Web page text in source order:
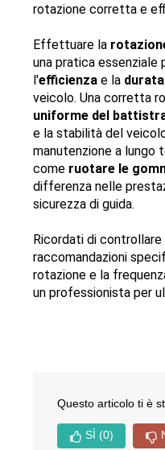
rotazione corretta e
Effettuare la
una pratica essenziale
l'efficienza e la
veicolo. Una corretta
uniforme del
e la stabilità del
manutenzione a lungo
come ruotare le
differenza nelle
sicurezza di guida.
Ricordati di controllare
raccomandazioni
rotazione e la
un professionista per
Questo articolo ti è
SÌ (0)